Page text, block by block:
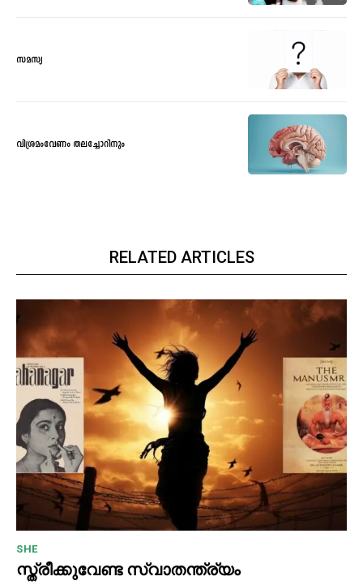
സമസ്യ
വിശ്രമംവേണം തലച്ചോറിനും
RELATED ARTICLES
SHE
സ്ത്രീക്കുവേണ്ട സ്വാതന്ത്ര്യം